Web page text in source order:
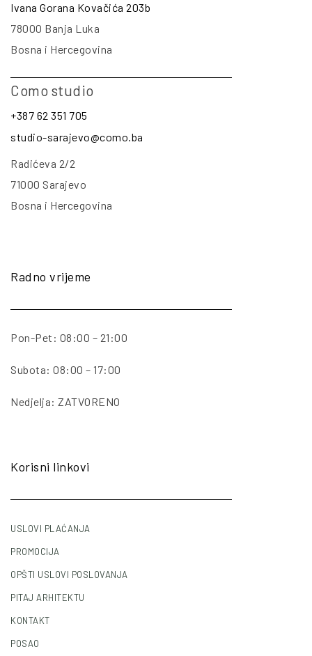
Ivana Gorana Kovačića 203b
78000 Banja Luka
Bosna i Hercegovina
Como studio
+387 62 351 705
studio-sarajevo@como.ba
Radićeva 2/2
71000 Sarajevo
Bosna i Hercegovina
Radno vrijeme
Pon-Pet: 08:00 – 21:00
Subota: 08:00 – 17:00
Nedjelja: ZATVORENO
Korisni linkovi
USLOVI PLAĆANJA
PROMOCIJA
OPŠTI USLOVI POSLOVANJA
PITAJ ARHITEKTU
KONTAKT
POSAO